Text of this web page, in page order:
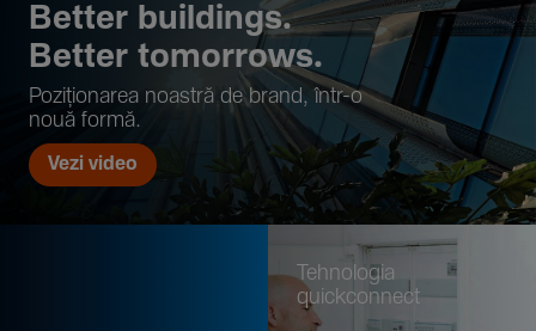
Better buil­dings.
Better tomor­rows.
Pozi­țio­narea noastră de brand, într-o
nouă formă.
Vezi video
Tehno­logia
quickconnect